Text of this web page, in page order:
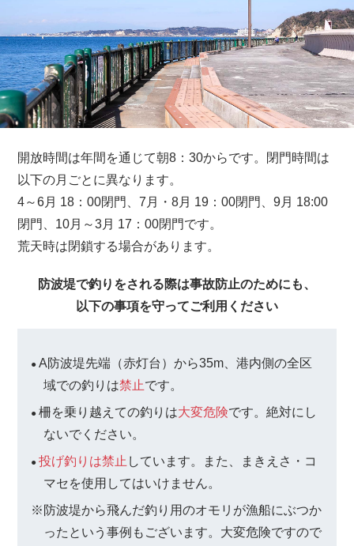
開放時間は年間を通じて朝8：30からです。閉門時間は
以下の月ごとに異なります。
4～6月 18：00閉門、7月・8月 19：00閉門、9月 18:00
閉門、10月～3月 17：00閉門です。
荒天時は閉鎖する場合があります。
防波堤で釣りをされる際は事故防止のためにも、
以下の事項を守ってご利用ください
● A防波堤先端（赤灯台）から35m、港内側の全区
域での釣りは禁止です。
● 柵を乗り越えての釣りは大変危険です。絶対にし
ないでください。
● 投げ釣りは禁止 しています。また、まきえさ・コ
マセを使用してはいけません。
※防波堤から飛んだ釣り用のオモリが漁船にぶつか
ったという事例もございます。大変危険ですので